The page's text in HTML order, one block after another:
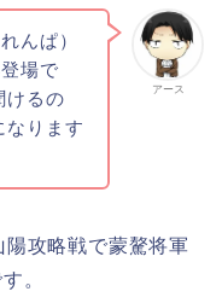
アース
んぱ）
場で
けるの
なります
攻略戦で蒙驁将軍
。